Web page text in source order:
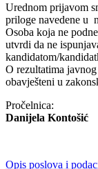
Urednom prijavom
priloge navedene u
Osoba koja ne
utvrdi da ne
kandidatom/
O rezultatima
obavješteni u
Pročelnica:
Danijela Kontošić
Opis poslova i